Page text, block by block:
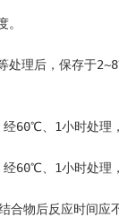
。
经60℃、1小时处
经60℃、1小时处